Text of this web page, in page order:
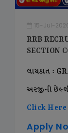
15-Jul-
RRB
SECTION
લાયકાત :
અરજીની
Click
Apply